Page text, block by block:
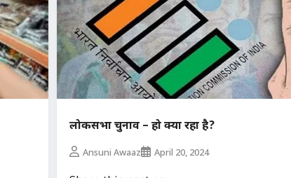
लोकसभा चुनाव – हो क्या रहा है?
Ansuni Awaaz April 20, 2024